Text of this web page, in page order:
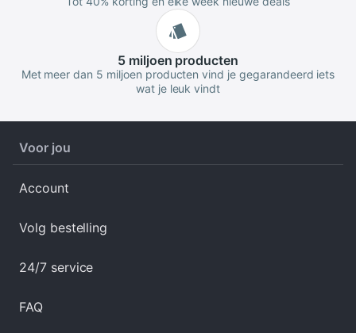
5 miljoen producten
Met meer dan 5 miljoen producten vind je gegarandeerd iets
wat je leuk vindt
Voor jou
Account
Volg bestelling
24/7 service
FAQ